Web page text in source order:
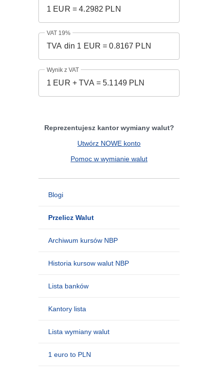
VAT 19%
Wynik z VAT
Reprezentujesz kantor wymiany walut?
Utwórz NOWE konto
Pomoc w wymianie walut
Blogi
Przelicz Walut
Archiwum kursów NBP
Historia kursow walut NBP
Lista banków
Kantory lista
Lista wymiany walut
1 euro to PLN